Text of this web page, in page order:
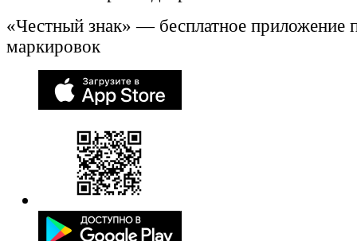
«Честный знак» — бесплатное приложение
маркировок